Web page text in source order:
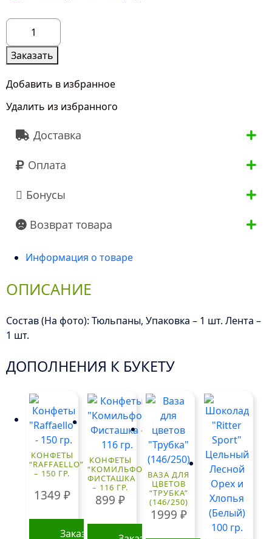
Количество
товара
35
Тюльпанов
Колумбус
Заказать
Добавить в избранное
Удалить из избранного
Доставка
Оплата
Бонусы
Возврат товара
Информация о товаре
ОПИСАНИЕ
Состав (На фото): Тюльпаны, Упаковка – 1 шт. Лента –
1 шт.
ДОПОЛНЕНИЯ К БУКЕТУ
КОНФЕТЫ
“RAFFAELLO”
– 150 ГР.
1349 ₽
Заказать
КОНФЕТЫ
“КОМИЛЬФО”
ФИСТАШКА
– 116 ГР.
899₽
ВАЗА ДЛЯ
ЦВЕТОВ
“ТРУБКА”
(146/250)
1999 ₽